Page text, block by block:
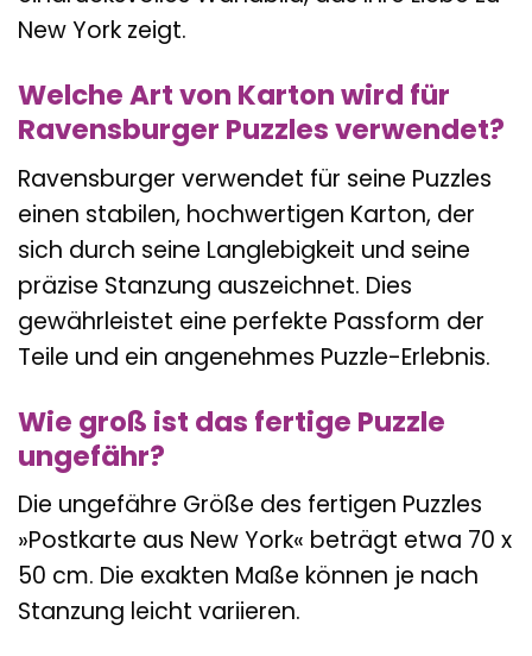
New York zeigt.
Welche Art von Karton wird für
Ravensburger Puzzles verwendet?
Ravensburger verwendet für seine Puzzles
einen stabilen, hochwertigen Karton, der
sich durch seine Langlebigkeit und seine
präzise Stanzung auszeichnet. Dies
gewährleistet eine perfekte Passform der
Teile und ein angenehmes Puzzle-Erlebnis.
Wie groß ist das fertige Puzzle
ungefähr?
Die ungefähre Größe des fertigen Puzzles
»Postkarte aus New York« beträgt etwa 70 x
50 cm. Die exakten Maße können je nach
Stanzung leicht variieren.